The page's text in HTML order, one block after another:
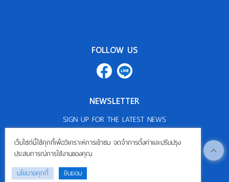
FOLLOW US
NEWSLETTER
SIGN UP FOR THE LATEST NEWS
Subscribe
2026ThaiPackaging.com All Rights Reserved.
เว็บไซต์นี้ใช้คุกกี้เพื่อวิเคราะห์การเข้าชม จดจำการตั้งค่าและปรับปรุง
ประสบการณ์การใช้งานของคุณ
นโยบายคุกกี้
ยินยอม